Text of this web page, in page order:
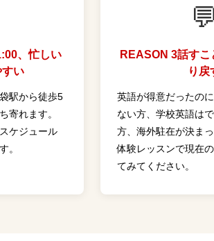
、忙しい
い
駅から徒歩5
寄れます。
ケジュール
。
💬
REASON 3話すこ
り戻
英語が得意だったの
ない方、学校英語は
方、海外駐在が決ま
体験レッスンで現在
てみてください。